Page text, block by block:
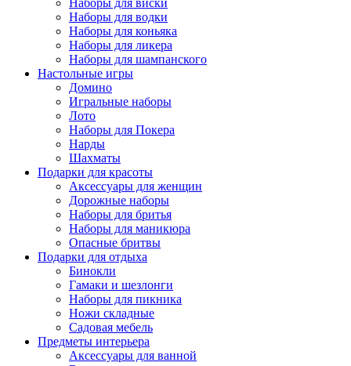
Наборы для виски
Наборы для водки
Наборы для коньяка
Наборы для ликера
Наборы для шампанского
Настольные игры
Домино
Игральные наборы
Лото
Наборы для Покера
Нарды
Шахматы
Подарки для красоты
Аксессуары для женщин
Дорожные наборы
Наборы для бритья
Наборы для маникюра
Опасные бритвы
Подарки для отдыха
Бинокли
Гамаки и шезлонги
Наборы для пикника
Ножи складные
Садовая мебель
Предметы интерьера
Аксессуары для ванной